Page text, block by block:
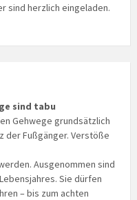
sind herzlich eingeladen.
sind tabu
Gehwege grundsätzlich
der Fußgänger. Verstöße
Ausgenommen sind
Sie dürfen
– bis zum achten